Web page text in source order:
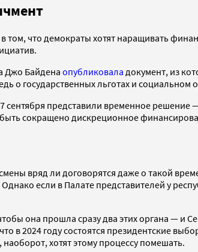
том, что демократы хотят наращивать
Джо Байдена опубликовала документ, из
о государственных льготах и социальном
сентября представили временное
сокращено дискреционное
вряд ли договорятся даже о такой
если в Палате представителей у
она прошла сразу два этих органа — и
в 2024 году состоятся президентские
хотят этому процессу помешать.